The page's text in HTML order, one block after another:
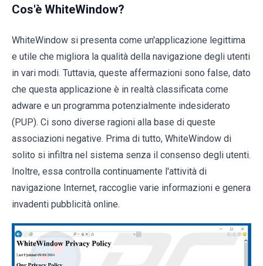
Cos'è WhiteWindow?
WhiteWindow si presenta come un'applicazione legittima
e utile che migliora la qualità della navigazione degli utenti
in vari modi. Tuttavia, queste affermazioni sono false, dato
che questa applicazione è in realtà classificata come
adware e un programma potenzialmente indesiderato
(PUP). Ci sono diverse ragioni alla base di queste
associazioni negative. Prima di tutto, WhiteWindow di
solito si infiltra nel sistema senza il consenso degli utenti.
Inoltre, essa controlla continuamente l'attività di
navigazione Internet, raccoglie varie informazioni e genera
invadenti pubblicità online.